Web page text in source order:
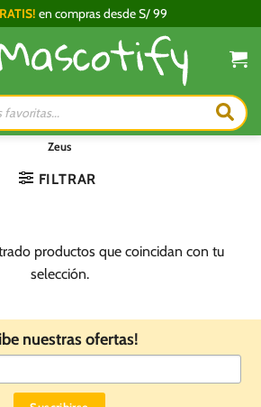
en compras desde S/ 99
Zeus
FILTRAR
productos que coincidan con tu
selección.
nuestras ofertas!